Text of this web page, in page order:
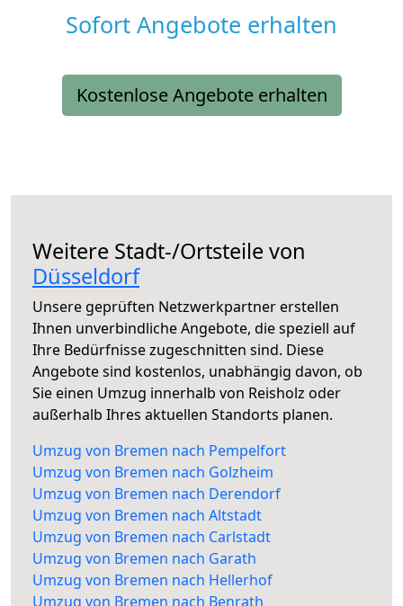
Sofort Angebote erhalten
Kostenlose Angebote erhalten
Weitere Stadt-/Ortsteile von
Düsseldorf
Unsere geprüften Netzwerkpartner erstellen
Ihnen unverbindliche Angebote, die speziell auf
Ihre Bedürfnisse zugeschnitten sind. Diese
Angebote sind kostenlos, unabhängig davon, ob
Sie einen Umzug innerhalb von Reisholz oder
außerhalb Ihres aktuellen Standorts planen.
Umzug von Bremen nach Pempelfort
Umzug von Bremen nach Golzheim
Umzug von Bremen nach Derendorf
Umzug von Bremen nach Altstadt
Umzug von Bremen nach Carlstadt
Umzug von Bremen nach Garath
Umzug von Bremen nach Hellerhof
Umzug von Bremen nach Benrath